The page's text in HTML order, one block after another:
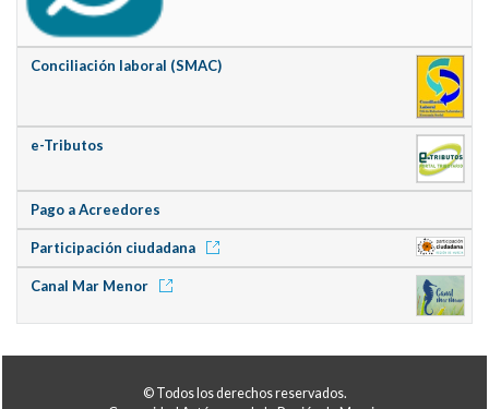
Conciliación laboral (SMAC)
e-Tributos
Pago a Acreedores
Participación ciudadana
Canal Mar Menor
© Todos los derechos reservados.